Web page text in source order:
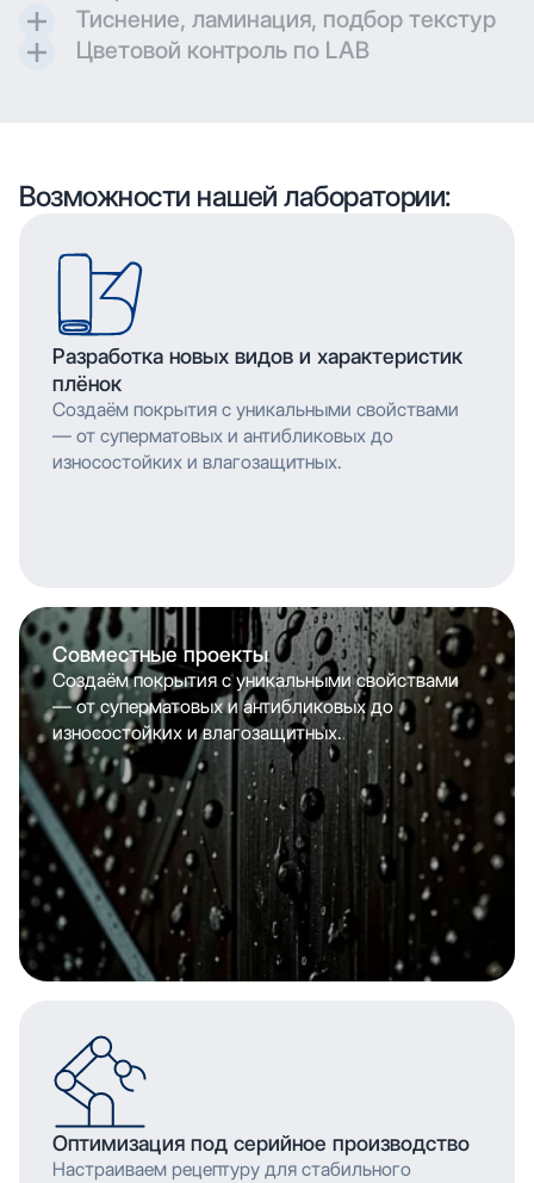
воссоздавать дизайн при печати.
Создаем матовые и суперматовые поверхности с
дополнительной защитой для трендовых
Тиснение, ламинация, подбор текстур
Применяем технологию глубокой печати с
долговечность изображения.
Цветовой контроль по LAB
мельчайшими деталями. Многослойное нанесение
обеспечивает насыщенность цвета и
Возможности нашей лаборатории:
Разработка новых видов и характеристик
плёнок
Создаём покрытия с уникальными свойствами
— от суперматовых и антибликовых до
износостойких и влагозащитных.
Совместные проекты
Создаём покрытия с уникальными свойствами
— от суперматовых и антибликовых до
износостойких и влагозащитных.
Оптимизация под серийное производство
Настраиваем рецептуру для стабильного